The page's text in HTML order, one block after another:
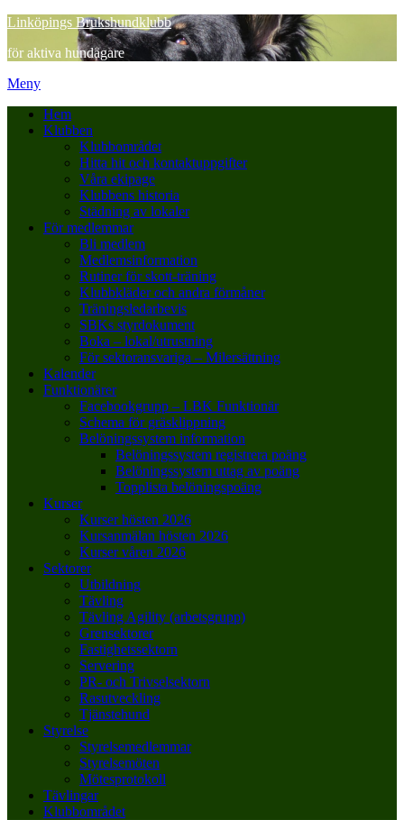
Hoppa
innehåll
Linköpings Brukshundklubb
för aktiva hundägare
Meny
Hem
Klubben
Klubbområdet
Hitta hit och kontaktuppgifter
Våra ekipage
Klubbens historia
Städning av lokaler
För medlemmar
Bli medlem
Medlemsinformation
Rutiner för skott-träning
Klubbkläder och andra förmåner
Träningsledarbevis
SBKs styrdokument
Boka – lokal/utrustning
För sektoransvariga – Milersättning
Kalender
Funktionärer
Facebookgrupp – LBK Funktionär
Schema för gräsklippning
Belöningssystem information
Belöningssystem registrera poäng
Belöningssystem uttag av poäng
Topplista belöningspoäng
Kurser
Kurser hösten 2026
Kursanmälan hösten 2026
Kurser våren 2026
Sektorer
Utbildning
Tävling
Tävling Agility (arbetsgrupp)
Grensektorer
Fastighetssektorn
Servering
PR- och Trivselsektorn
Rasutveckling
Tjänstehund
Styrelse
Styrelsemedlemmar
Styrelsemöten
Mötesprotokoll
Tävlingar
Klubbområdet